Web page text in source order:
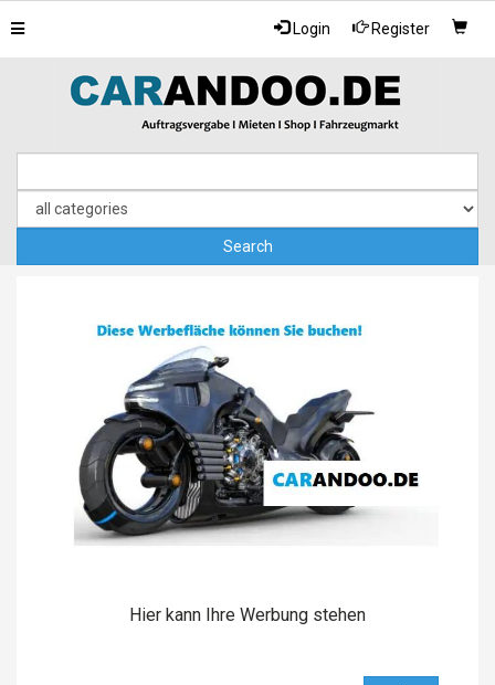
Login Register
Toggle
navigation
Hier kann Ihre Werbung stehen